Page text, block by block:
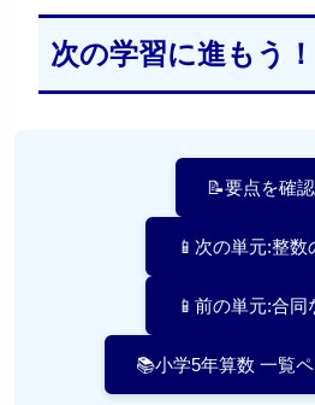
次の学習に進もう！
📝要点を確認
📱次の単元:整数
📱前の単元:合同
📚小学5年算数 一覧